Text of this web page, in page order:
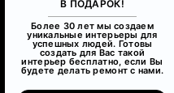
В ПОДАРОК!
Более 30 лет мы создаем
уникальные интерьеры для
успешных людей. Готовы
создать для Вас такой
интерьер бесплатно, если Вы
будете делать ремонт с нами.